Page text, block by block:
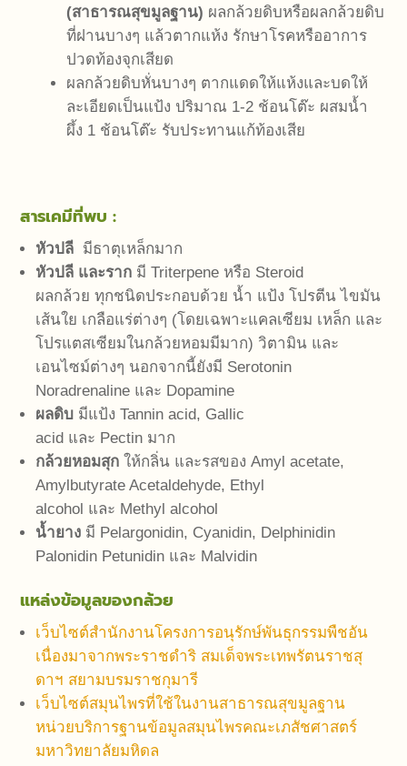
(สาธารณสุขมูลฐาน) ผลกล้วยดิบหรือผลกล้วยดิบ
ที่ฝานบางๆ แล้วตากแห้ง รักษาโรคหรืออาการ
ปวดท้องจุกเสียด
ผลกล้วยดิบหั่นบางๆ ตากแดดให้แห้งและบดให้
ละเอียดเป็นแป้ง ปริมาณ 1-2 ช้อนโต๊ะ ผสมน้ำ
ผึ้ง 1 ช้อนโต๊ะ รับประทานแก้ท้องเสีย
สารเคมีที่พบ :
หัวปลี มีธาตุเหล็กมาก
หัวปลี และราก มี Triterpene หรือ Steroid
ผลกล้วย ทุกชนิดประกอบด้วย น้ำ แป้ง โปรตีน ไขมัน
เส้นใย เกลือแร่ต่างๆ (โดยเฉพาะแคลเซียม เหล็ก และ
โปรแตสเซียมในกล้วยหอมมีมาก) วิตามิน และ
เอนไซม์ต่างๆ นอกจากนี้ยังมี Serotonin
Noradrenaline และ Dopamine
ผลดิบ มีแป้ง Tannin acid, Gallic
acid และ Pectin มาก
กล้วยหอมสุก ให้กลิ่น และรสของ Amyl acetate,
Amylbutyrate Acetaldehyde, Ethyl
alcohol และ Methyl alcohol
น้ำยาง มี Pelargonidin, Cyanidin, Delphinidin
Palonidin Petunidin และ Malvidin
แหล่งข้อมูลของกล้วย
เว็บไซต์สำนักงานโครงการอนุรักษ์พันธุกรรมพืชอัน
เนื่องมาจากพระราชดำริ สมเด็จพระเทพรัตนราชสุ
ดาฯ สยามบรมราชกุมารี
เว็บไซต์สมุนไพรที่ใช้ในงานสาธารณสุขมูลฐาน
หน่วยบริการฐานข้อมูลสมุนไพรคณะเภสัชศาสตร์
มหาวิทยาลัยมหิดล